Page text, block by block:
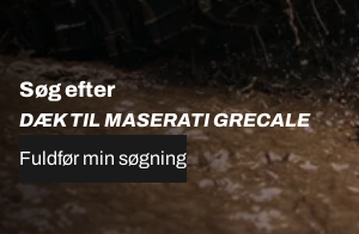
Søg efter
DÆK TIL MASERATI GRECALE
Fuldfør min søgning